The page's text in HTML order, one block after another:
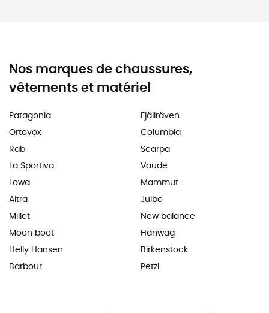
Nos marques de chaussures,
vêtements et matériel
Patagonia
Ortovox
Rab
La Sportiva
Lowa
Altra
Millet
Moon boot
Helly Hansen
Barbour
Fjällräven
Columbia
Scarpa
Vaude
Mammut
Julbo
New balance
Hanwag
Birkenstock
Petzl